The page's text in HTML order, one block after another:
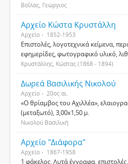
Βοΐλας, Γεώργιος
Αρχείο Κώστα Κρυστάλλη
Αρχείο 1852-1953
Επιστολές, λογοτεχνικά κείμενα,
εφημερίδες, φωτογραφικό υλικό,
Κρυστάλλης, Κώστας (1868 - 1894)
Δωρεά Βασιλικής Νικολού
Αρχείο 20ος αι.
«Ο θρίαμβος του Αχιλλέα»,
(μεταξωτό), 3,00x1,50 μ.
Νικολού Βασιλική
Αρχείο "Διάφορα"
Αρχείο 1867-1958
1 φάκελος. Λυτά έγγραφα,